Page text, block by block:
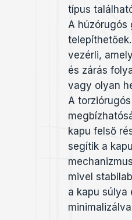
típus
A húzórugós
vezérli,
és zárás
vagy olyan
A
kapu felső
segítik a
mivel
a kapu